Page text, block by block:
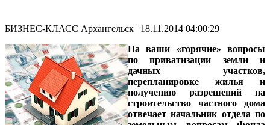
БИЗНЕС-КЛАСС Архангельск | 18.11.2014 04:00:29
На ваши «горячие» вопросы
по приватизации земли и
дачных участков,
перепланировке жилья и
получению разрешений на
строительство частного дома
отвечает начальник отдела по